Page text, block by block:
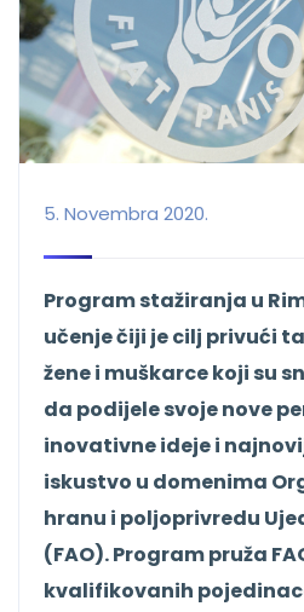
5. Novembra 2020.
Program stažiranja u
učenje čiji je cilj privući
žene i muškarce koji su
da podijele svoje nove
inovativne ideje i
iskustvo u domenima
hranu i poljoprivredu
(FAO). Program pruža
kvalifikovanih